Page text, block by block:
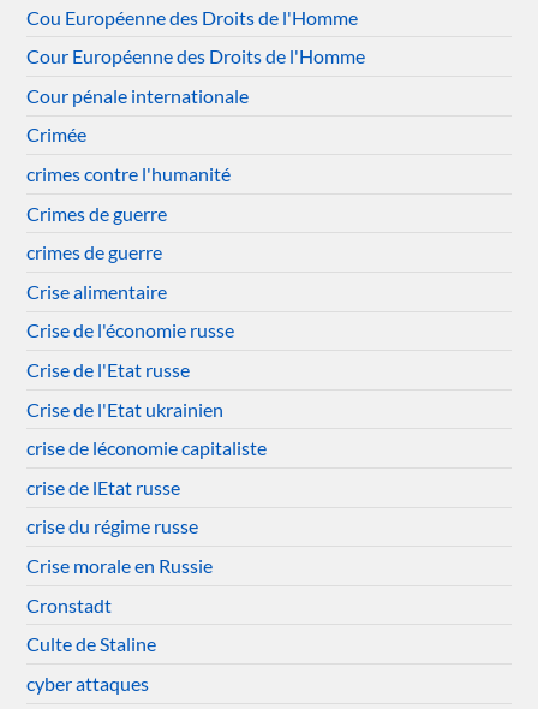
Cou Européenne des Droits de l'Homme
Cour Européenne des Droits de l'Homme
Cour pénale internationale
Crimée
crimes contre l'humanité
Crimes de guerre
crimes de guerre
Crise alimentaire
Crise de l'économie russe
Crise de l'Etat russe
Crise de l'Etat ukrainien
crise de léconomie capitaliste
crise de lEtat russe
crise du régime russe
Crise morale en Russie
Cronstadt
Culte de Staline
cyber attaques